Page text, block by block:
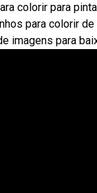
colorir para
para colorir
imagens para